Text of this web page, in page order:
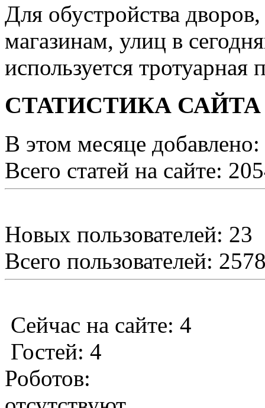
Для обустройства
магазинам, улиц в
используется тротуарная
СТАТИСТИКА САЙТА
В этом месяце
Всего статей на сайте:
Новых пользователей: 23
Всего пользователей:
Сейчас на сайте: 4
Гостей: 4
Роботов: